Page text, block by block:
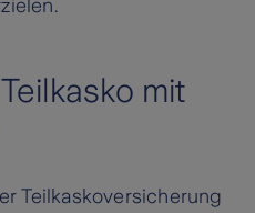
mit
Teilkaskoversicherung